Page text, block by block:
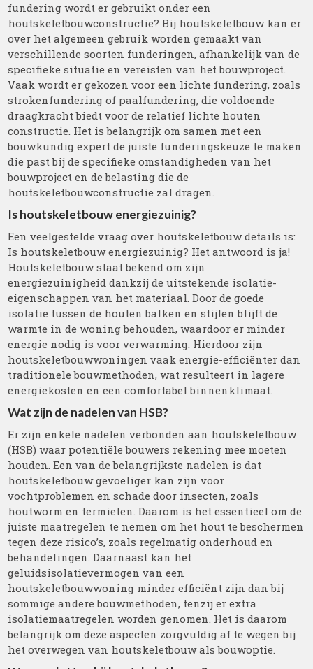
fundering wordt er gebruikt onder een
houtskeletbouwconstructie? Bij houtskeletbouw kan er
over het algemeen gebruik worden gemaakt van
verschillende soorten funderingen, afhankelijk van de
specifieke situatie en vereisten van het bouwproject.
Vaak wordt er gekozen voor een lichte fundering, zoals
strokenfundering of paalfundering, die voldoende
draagkracht biedt voor de relatief lichte houten
constructie. Het is belangrijk om samen met een
bouwkundig expert de juiste funderingskeuze te maken
die past bij de specifieke omstandigheden van het
bouwproject en de belasting die de
houtskeletbouwconstructie zal dragen.
Is houtskeletbouw energiezuinig?
Een veelgestelde vraag over houtskeletbouw details is:
Is houtskeletbouw energiezuinig? Het antwoord is ja!
Houtskeletbouw staat bekend om zijn
energiezuinigheid dankzij de uitstekende isolatie-
eigenschappen van het materiaal. Door de goede
isolatie tussen de houten balken en stijlen blijft de
warmte in de woning behouden, waardoor er minder
energie nodig is voor verwarming. Hierdoor zijn
houtskeletbouwwoningen vaak energie-efficiënter dan
traditionele bouwmethoden, wat resulteert in lagere
energiekosten en een comfortabel binnenklimaat.
Wat zijn de nadelen van HSB?
Er zijn enkele nadelen verbonden aan houtskeletbouw
(HSB) waar potentiële bouwers rekening mee moeten
houden. Een van de belangrijkste nadelen is dat
houtskeletbouw gevoeliger kan zijn voor
vochtproblemen en schade door insecten, zoals
houtworm en termieten. Daarom is het essentieel om de
juiste maatregelen te nemen om het hout te beschermen
tegen deze risico’s, zoals regelmatig onderhoud en
behandelingen. Daarnaast kan het
geluidsisolatievermogen van een
houtskeletbouwwoning minder efficiënt zijn dan bij
sommige andere bouwmethoden, tenzij er extra
isolatiemaatregelen worden genomen. Het is daarom
belangrijk om deze aspecten zorgvuldig af te wegen bij
het overwegen van houtskeletbouw als bouwoptie.